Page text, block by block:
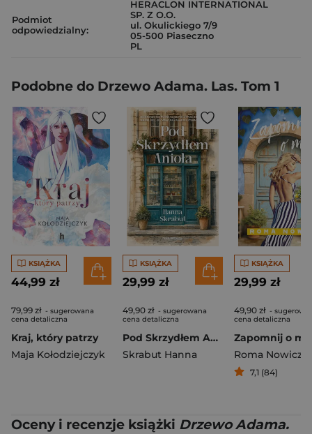
Podmiot
odpowiedzialny:
HERACLON INTERNATIONAL
SP. Z O.O.
ul. Okulickiego 7/9
05-500 Piaseczno
PL
Podobne do Drzewo Adama. Las. Tom 1
KSIĄŻKA
44,99 zł
79,99 zł - sugerowana
cena detaliczna
Kraj, który patrzy
Maja Kołodziejczyk
KSIĄŻKA
29,99 zł
49,90 zł - sugerowana
cena detaliczna
Pod Skrzydłem Anioła
Skrabut Hanna
KSIĄŻKA
29,99 zł
49,90 zł -
cena detaliczna
Zapomnij o
Roma Nowicz
7,1 (84)
Oceny i recenzje książki Drzewo Adama.